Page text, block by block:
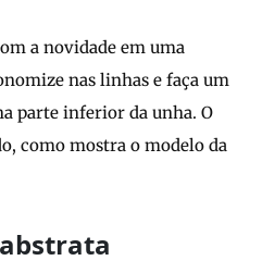
a novidade em uma
nas linhas e faça um
parte inferior da unha. O
como mostra o modelo da